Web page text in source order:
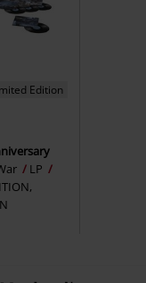
Edition
LP